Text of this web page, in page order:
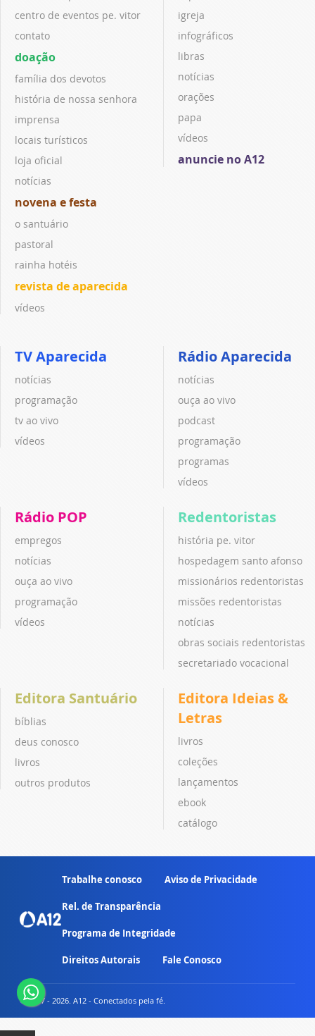
centro de eventos pe. vitor
contato
doação
família dos devotos
história de nossa senhora
imprensa
locais turísticos
loja oficial
notícias
novena e festa
o santuário
pastoral
rainha hotéis
revista de aparecida
vídeos
igreja
infográficos
libras
notícias
orações
papa
vídeos
anuncie no A12
TV Aparecida
notícias
programação
tv ao vivo
vídeos
Rádio Aparecida
notícias
ouça ao vivo
podcast
programação
programas
vídeos
Rádio POP
empregos
notícias
ouça ao vivo
programação
vídeos
Redentoristas
história pe. vitor
hospedagem santo afonso
missionários redentoristas
missões redentoristas
notícias
obras sociais redentoristas
secretariado vocacional
Editora Santuário
bíblias
deus conosco
livros
outros produtos
Editora Ideias &
Letras
livros
coleções
lançamentos
ebook
catálogo
Trabalhe conosco Aviso de Privacidade
Rel. de Transparência
Programa de Integridade
Direitos Autorais Fale Conosco
© 2007 - 2026. A12 - Conectados pela fé.